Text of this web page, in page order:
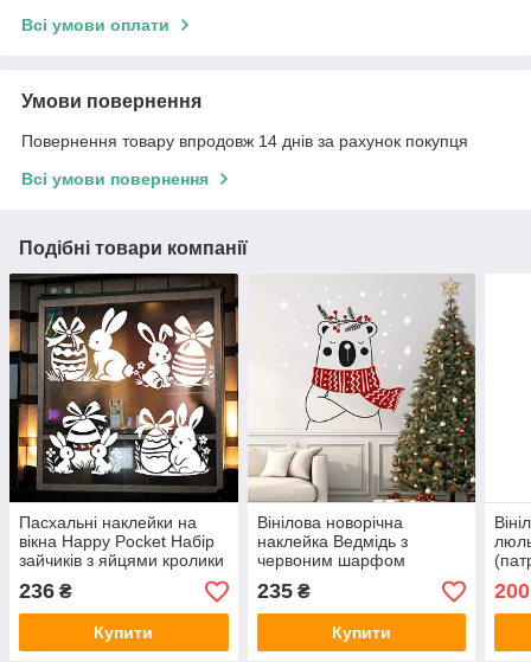
Всі умови оплати
Умови повернення
Повернення товару впродовж 14 днів за рахунок покупця
Всі умови повернення
Подібні товари компанії
Пасхальні наклейки на
вікна Happy Pocket Набір
зайчиків з яйцями кролики
білий матовий
236 ₴
Купити
Вінілова новорічна
наклейка Ведмідь з
червоним шарфом
Pocket Чорний матова
Набір S
235₴
Купити
200